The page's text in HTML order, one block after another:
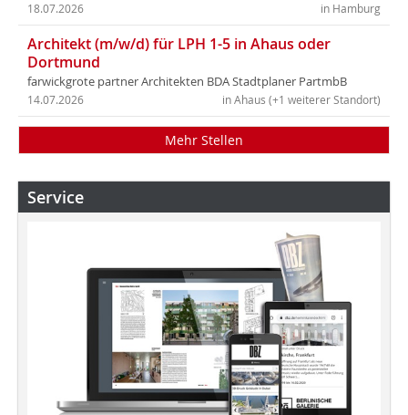
in Hamburg
18.07.2026
Architekt (m/w/d) für LPH 1-5 in Ahaus oder
Dortmund
farwickgrote partner Architekten BDA Stadtplaner PartmbB
in Ahaus (+1 weiterer Standort)
14.07.2026
Mehr Stellen
Service